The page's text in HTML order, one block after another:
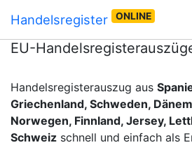
Handelsregister ONLINE
EU-
Handelsregisterauszug aus
Griechenland, Schweden,
Norwegen, Finnland, Jersey,
Schweiz schnell und einfach als